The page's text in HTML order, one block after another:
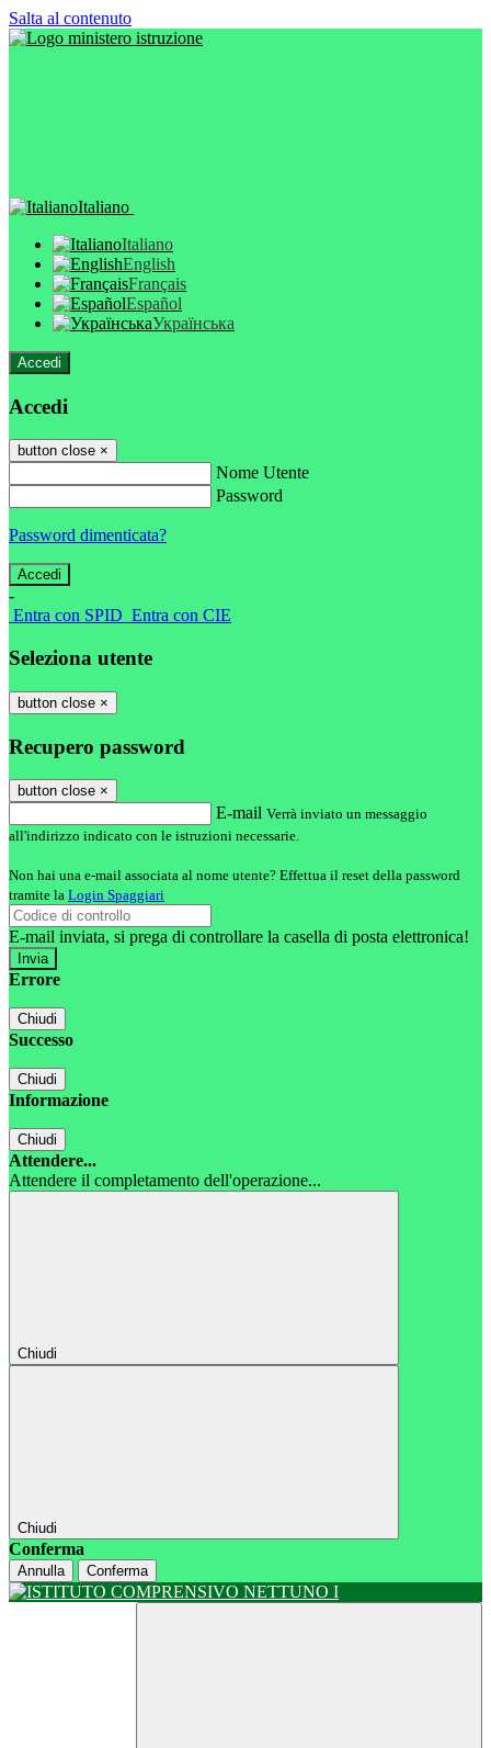
Salta al contenuto
Italiano
Italiano
English
Français
Español
Українська
Accedi
Accedi
button close ×
Nome Utente
Password
Password dimenticata?
-
Entra con SPID Entra con CIE
Seleziona utente
button close ×
Recupero password
button close ×
E-mail Verrà inviato un messaggio
all'indirizzo indicato con le istruzioni necessarie.
Non hai una e-mail associata al nome utente? Effettua il reset della password
tramite la Login Spaggiari
E-mail inviata, si prega di controllare la casella di posta elettronica!
Errore
Chiudi
Successo
Chiudi
Informazione
Chiudi
Attendere...
Attendere il completamento dell'operazione...
Chiudi
Chiudi
Conferma
Annulla Conferma